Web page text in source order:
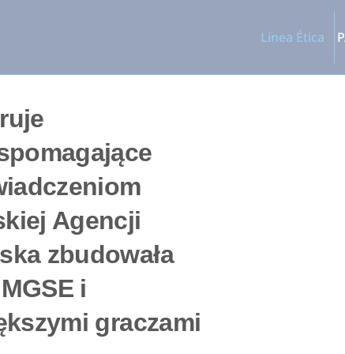
Línea Ética
Agencji
zbudowała
i
graczami